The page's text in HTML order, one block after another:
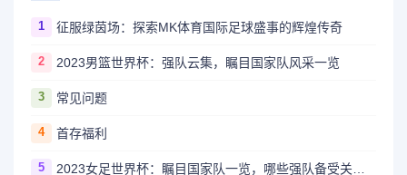
1 征服绿茵场：探索MK体育国际足球盛事的辉煌传奇
2 2023男篮世界杯：强队云集，瞩目国家队风采一览
3 常见问题
4 首存福利
5